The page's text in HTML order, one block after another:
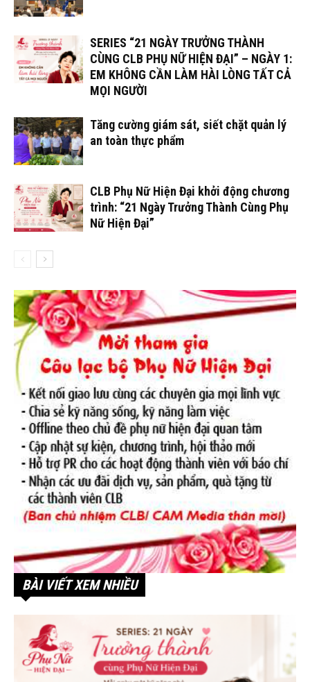
SERIES “21 NGÀY TRƯỞNG THÀNH
CÙNG CLB PHỤ NỮ HIỆN ĐẠI” – NGÀY 1:
EM KHÔNG CẦN LÀM HÀI LÒNG TẤT CẢ
MỌI NGƯỜI
Tăng cường giám sát, siết chặt quản lý
an toàn thực phẩm
CLB Phụ Nữ Hiện Đại khởi động chương
trình: “21 Ngày Trưởng Thành Cùng Phụ
Nữ Hiện Đại”
BÀI VIẾT XEM NHIỀU